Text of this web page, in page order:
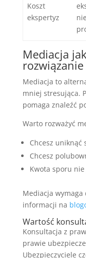
Koszt
ekspertyz
Mediacja
Mediacja to
mniej stresująca.
pomaga znaleźć
Warto rozważyć
Chcesz uniknąć
Chcesz
Kwota sporu
Mediacja
informacji na
Wartość
Konsultacja z
prawie
Ubezpieczyciele